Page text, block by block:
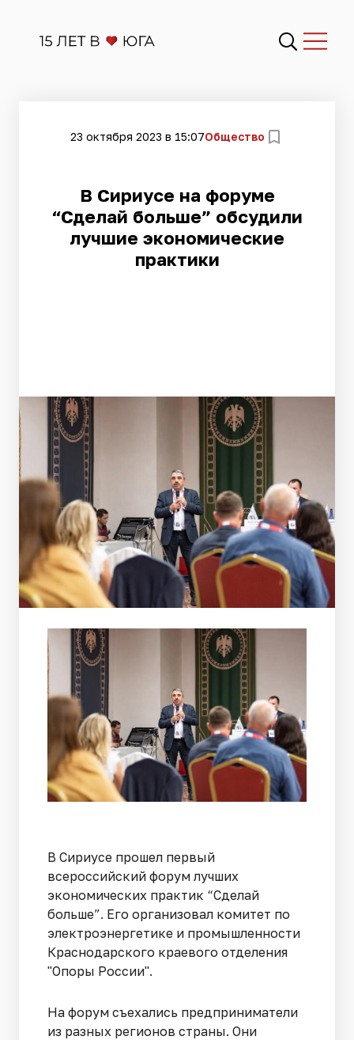
23 октября 2023 в 15:07Общество
В Сириусе на форуме
“Сделай больше” обсудили
лучшие экономические
практики
В Сириусе прошел первый
всероссийский форум лучших
экономических практик “Сделай
больше”. Его организовал комитет по
электроэнергетике и промышленности
Краснодарского краевого отделения
"Опоры России".
На форум съехались предприниматели
из разных регионов страны. Они